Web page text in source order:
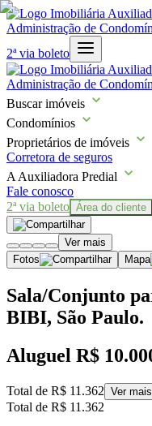
2ª via boleto
Buscar imóveis
Condomínios
Proprietários de imóveis
Corretora de seguros
A Auxiliadora Predial
Fale conosco
2ª via boleto Área do cliente
Ver mais
Fotos
Mapa
Sala/Conjunto
BIBI, São Paulo.
Aluguel R$
Total de R$ 11.362 Ver mais
Total de R$ 11.362